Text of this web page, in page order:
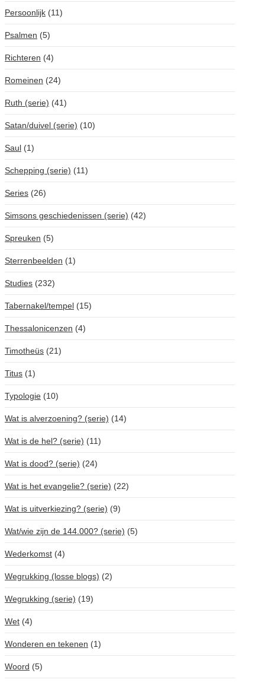
Persoonlijk (11)
Psalmen (5)
Richteren (4)
Romeinen (24)
Ruth (serie) (41)
Satan/duivel (serie) (10)
Saul (1)
Schepping (serie) (11)
Series (26)
Simsons geschiedenissen (serie) (42)
Spreuken (5)
Sterrenbeelden (1)
Studies (232)
Tabernakel/tempel (15)
Thessalonicenzen (4)
Timotheüs (21)
Titus (1)
Typologie (10)
Wat is alverzoening? (serie) (14)
Wat is de hel? (serie) (11)
Wat is dood? (serie) (24)
Wat is het evangelie? (serie) (22)
Wat is uitverkiezing? (serie) (9)
Wat/wie zijn de 144.000? (serie) (5)
Wederkomst (4)
Wegrukking (losse blogs) (2)
Wegrukking (serie) (19)
Wet (4)
Wonderen en tekenen (1)
Woord (5)